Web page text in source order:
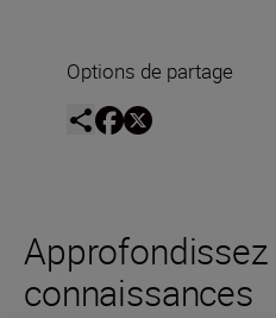
Options de partage
Approfondissez
connaissances